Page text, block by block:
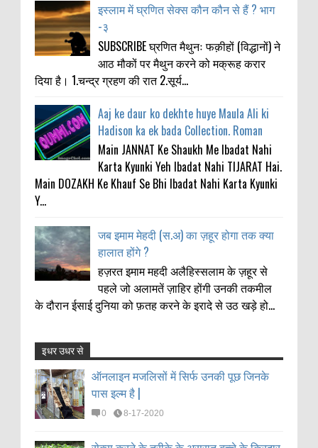
इस्लाम में घ्रणित सेक्स कौन कौन से हैं ? भाग
-३
SUBSCRIBE घ्रणित मैथुनः फक़ीहों (विद्धानों) ने
आठ मौकों पर मैथुन करने को मक्रूह करार
दिया है। 1.चन्द्र ग्रहण की रात 2.सूर्य...
Aaj ke daur ko dekhte huye Maula Ali ki
Hadison ka ek bada Collection. Roman
Main JANNAT Ke Shaukh Me Ibadat Nahi
Karta Kyunki Yeh Ibadat Nahi TIJARAT Hai.
Main DOZAKH Ke Khauf Se Bhi Ibadat Nahi Karta Kyunki
Y...
जब इमाम मेहदी (स.अ) का ज़हूर होगा तक क्या
हालात होंगे ?
हज़रत इमाम महदी अलैहिस्सलाम के ज़हूर से
पहले जो अलामतें ज़ाहिर होंगी उनकी तकमील
के दौरान ईसाई दुनिया को फ़तह करने के इरादे से उठ खड़े हो...
ऑनलाइन मजलिसों में सिर्फ उनकी पूछ जिनके
पास इल्म है |
0 8-17-2020
Anonymous:
11-21-2021
Thanks my big bro
इधर उधर से
ऑनलाइन मजलिसों में सिर्फ उनकी पूछ जिनके
पास इल्म है |
0 8-17-2020